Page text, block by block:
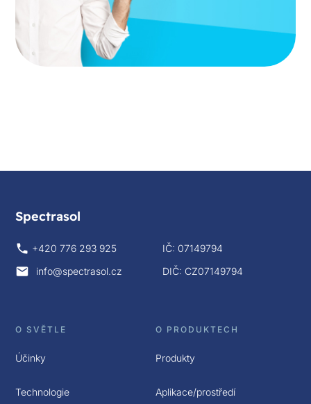
Spectrasol
+420 776 293 925
info@spectrasol.cz
IČ: 07149794
DIČ: CZ07149794
O SVĚTLE
Účinky
Technologie
O PRODUKTECH
Produkty
Aplikace/prostředí